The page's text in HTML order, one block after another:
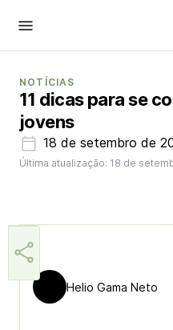
NOTÍCIAS
11 dicas para se
jovens
18 de setembro de
Última atualização: 18 de
Helio Gama Neto